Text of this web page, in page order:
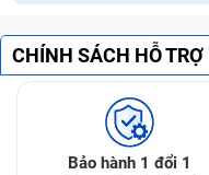
CHÍNH SÁCH HỖ TRỢ
Bảo hành 1 đổi 1